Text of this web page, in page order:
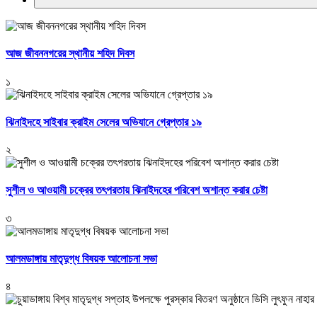
আজ জীবননগরের স্থানীয় শহিদ দিবস
১
ঝিনাইদহে সাইবার ক্রাইম সেলের অভিযানে গ্রেপ্তার ১৯
২
সুশীল ও আওয়ামী চক্রের তৎপরতায় ঝিনাইদহের পরিবেশ অশান্ত করার চেষ্টা
৩
আলমডাঙ্গায় মাতৃদুগ্ধ বিষয়ক আলোচনা সভা
৪